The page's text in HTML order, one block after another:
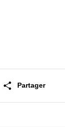
share Partager